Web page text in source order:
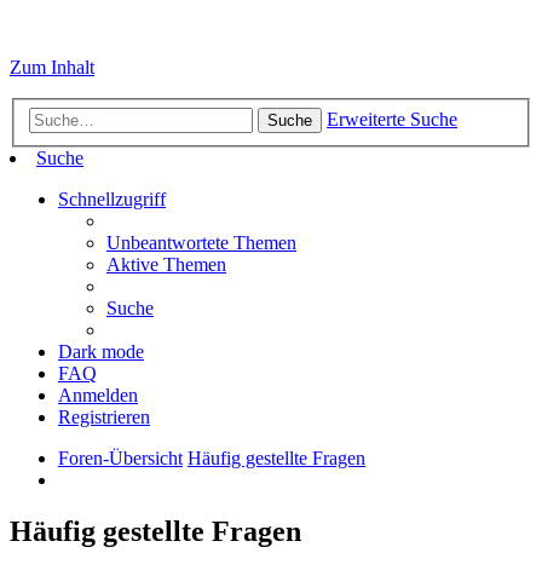
Zum Inhalt
Suche
Erweiterte Suche
Suche
Schnellzugriff
Unbeantwortete Themen
Aktive Themen
Suche
Dark mode
FAQ
Anmelden
Registrieren
Foren-Übersicht Häufig gestellte Fragen
Häufig gestellte Fragen